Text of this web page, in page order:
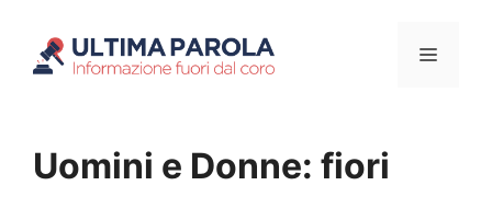
Menu
Uomini e Donne: fiori